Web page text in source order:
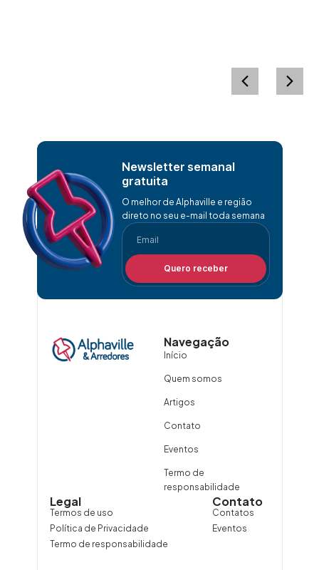
Newsletter semanal
gratuita
O melhor de Alphaville e região
direto no seu e-mail toda semana
Quero receber
Navegação
Início
Quem somos
Artigos
Contato
Eventos
Termo de
responsabilidade
Contato
Contatos
Eventos
Legal
Termos de uso
Política de Privacidade
Termo de responsabilidade